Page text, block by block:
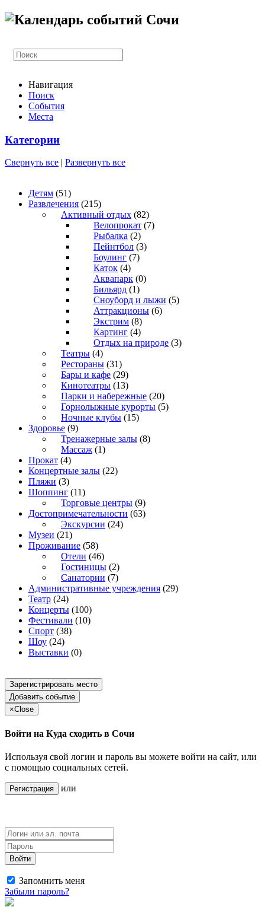
Навигация
Поиск
События
Места
Категории
Свернуть все | Развернуть все
Детям (51)
Развлечения (215)
Активный отдых (82)
Велопрокат (7)
Рыбалка (2)
Пейнтбол (3)
Боулинг (7)
Каток (4)
Аквапарк (0)
Бильярд (1)
Сноуборд и лыжи (5)
Аттракционы (6)
Экстрим (8)
Картинг (4)
Отдых на природе (3)
Театры (4)
Рестораны (31)
Бары и кафе (29)
Кинотеатры (13)
Парки и набережные (20)
Горнолыжные курорты (5)
Ночные клубы (15)
Здоровье (9)
Тренажерные залы (8)
Массаж (1)
Прокат (4)
Концертные залы (22)
Пляжи (3)
Шоппинг (11)
Торговые центры (9)
Достопримечательности (63)
Экскурсии (24)
Музеи (21)
Проживание (58)
Отели (46)
Гостиницы (2)
Санатории (7)
Административные учреждения (29)
Театр (24)
Концерты (100)
Фестивали (10)
Спорт (38)
Шоу (24)
Выставки (0)
Зарегистрировать место
Добавить событие
×Close
Войти на Куда сходить в Сочи
Используя свой логин и пароль вы можете войти на сайт, или
с помощью социальных сетей.
Регистрация или
Войти
Запомнить меня
Забыли пароль?